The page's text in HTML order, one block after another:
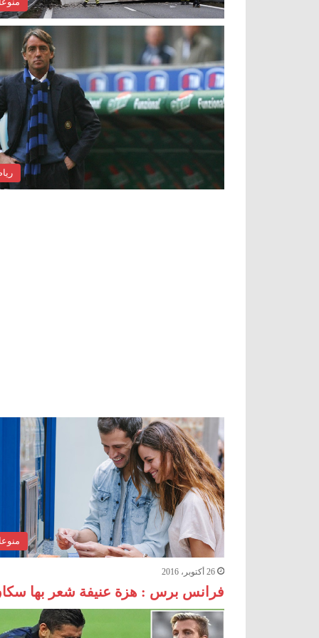
26 أكتوبر، 2016
فرانس برس : هزة عنيفة شعر بها